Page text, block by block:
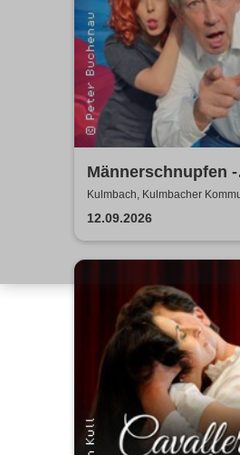
Männerschnupfen -
Buchenau Comedy
Kulmbach, Kulmbacher
12.09.2026